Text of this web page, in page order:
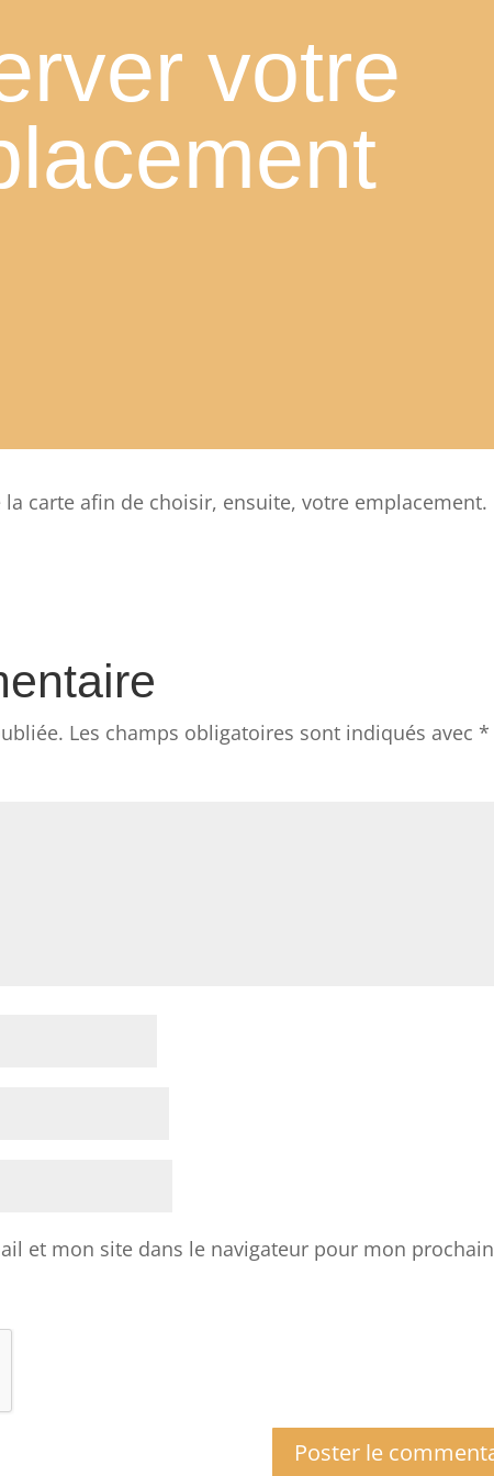
votre
carte afin de choisir, ensuite, votre emplacement.
Les champs obligatoires sont indiqués avec *
et mon site dans le navigateur pour mon prochain